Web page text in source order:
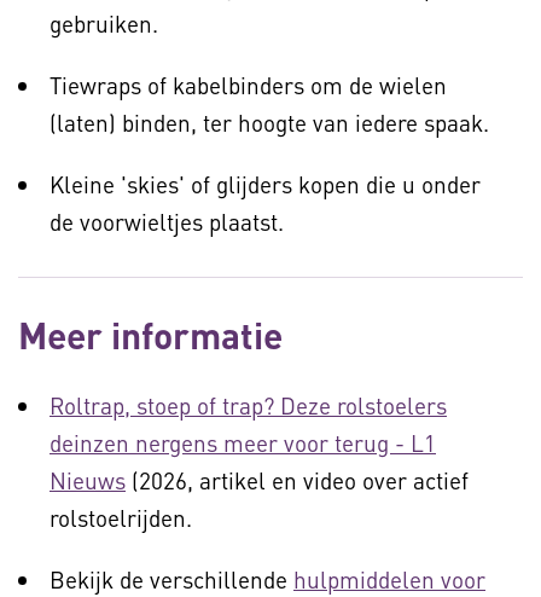
gebruiken.
Tiewraps of kabelbinders om de wielen
(laten) binden, ter hoogte van iedere spaak.
Kleine 'skies' of glijders kopen die u onder
de voorwieltjes plaatst.
Meer informatie
Roltrap, stoep of trap? Deze rolstoelers
deinzen nergens meer voor terug - L1
Nieuws (2026, artikel en video over actief
rolstoelrijden.
Bekijk de verschillende hulpmiddelen voor